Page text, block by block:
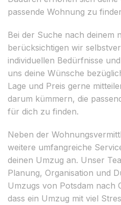
passende Wohnung zu
Bei der Suche nach deinem
berücksichtigen wir
individuellen Bedürfnisse
uns deine Wünsche
Lage und Preis gerne
darum kümmern, die
für dich zu finden.
Neben der
weitere umfangreiche
deinen Umzug an. Unser
Planung, Organisation und
Umzugs von Potsdam nach
dass ein Umzug mit viel